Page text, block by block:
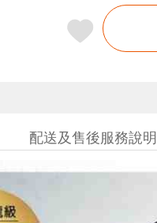
配送及售後服務說明